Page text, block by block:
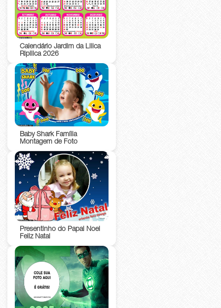
Calendário Jardim da Lilica
Ripilica 2026
Baby Shark Família
Montagem de Foto
Presentinho do Papai Noel
Feliz Natal